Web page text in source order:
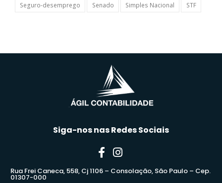
Seguro-desemprego
Senado Simples Nacional STF
Siga-nos nas Redes Sociais
Rua Frei Caneca, 558, Cj 1106 – Consolação, São Paulo – Cep.
01307-000